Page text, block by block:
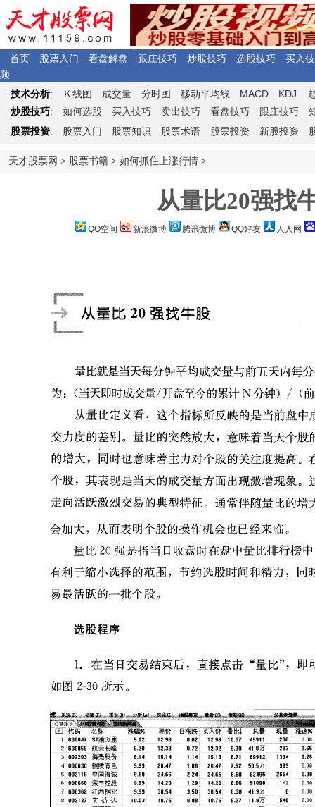
首页 股票入门 看盘解盘 跟庄技巧 炒股技巧 选股技巧
买入
频
技术分析: Ｋ 线图 成交量 分时图 移动平均线 MACD KDJ
炒股技巧: 如何选股 买入技巧 卖出技巧 看盘技巧 跟庄技巧
股票投资: 股票入门 股票知识 股票术语 股票投资 新股投资
天才股票网 > 股票书籍 > 如何抓住上涨行情 >
从量比20强找
QQ空间 新浪微博 腾讯微博 QQ好友 人人网